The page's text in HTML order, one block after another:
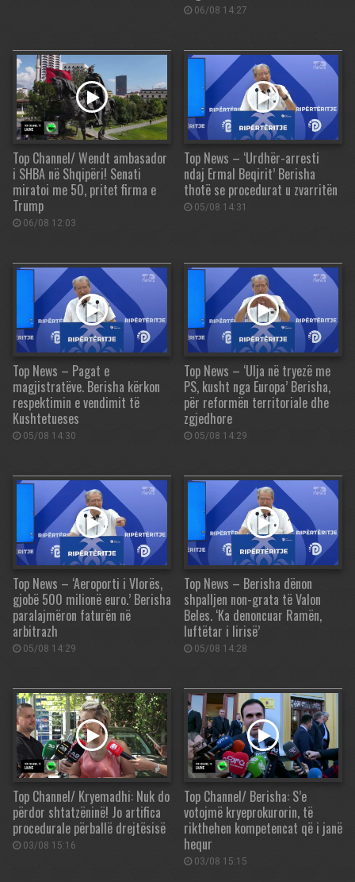
06/08 14:27
Top Channel/ Wendt ambasador
i SHBA në Shqipëri! Senati
miratoi me 50, pritet firma e
Trump
06/08 12:03
Top News – ‘Urdhër-arresti
ndaj Ermal Beqirit’ Berisha
thotë se procedurat u zvarritën
05/08 14:31
Top News – Pagat e
magjistratëve. Berisha kërkon
respektimin e vendimit të
Kushtetueses
05/08 14:30
Top News – ‘Ulja në tryezë me
PS, kusht nga Europa’ Berisha,
për reformën territoriale dhe
zgjedhore
05/08 14:29
Top News – ‘Aeroporti i Vlorës,
gjobë 500 milionë euro.’ Berisha
paralajmëron faturën në
arbitrazh
05/08 14:29
Top News – Berisha dënon
shpalljen non-grata të Valon
Beles. ‘Ka denoncuar Ramën,
luftëtar i lirisë’
05/08 14:28
Top Channel/ Kryemadhi: Nuk do
përdor shtatzëninë! Jo artifica
procedurale përballë drejtësisë
03/08 15:16
Top Channel/ Berisha: S’e
votojmë kryeprokurorin, të
rikthehen kompetencat që i janë
hequr
03/08 15:15